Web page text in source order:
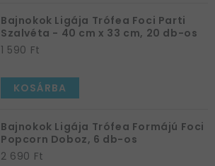
Bajnokok Ligája Trófea Foci Parti
Szalvéta - 40 cm x 33 cm, 20 db-os
1 590 Ft
KOSÁRBA
Bajnokok Ligája Trófea Formájú Foci
Popcorn Doboz, 6 db-os
2 690 Ft